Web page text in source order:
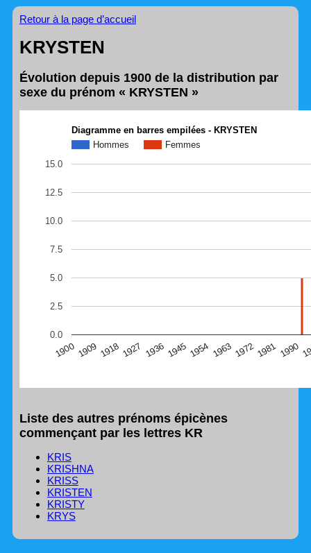
Retour à la page d’accueil
KRYSTEN
Évolution depuis 1900 de la distribution par
sexe du prénom « KRYSTEN »
Diagramme en barres empilées - KRYSTEN
Hommes
Femmes
1900 1909 1918 1927 1936 1945 1954 1963 19721981 1990
0.0
2.5
5.0
7.5
10.0
12.5
15.0
navigateur Safari en ce moment)
Liste des autres prénoms épicènes
commençant par les lettres KR
KRIS
KRISHNA
KRISS
KRISTEN
KRISTY
KRYS